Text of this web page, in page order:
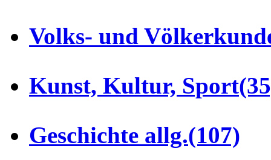
Volks- und
Kunst, Kultur, Sport
Geschichte allg.(107)